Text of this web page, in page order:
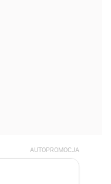
AUTOPROMOCJA